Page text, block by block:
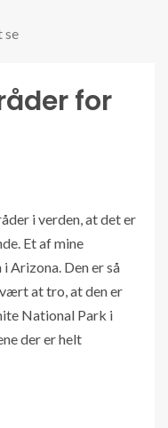
se
for
i verden, at det er
Et af mine
Arizona. Den er så
at tro, at den er
National Park i
der er helt